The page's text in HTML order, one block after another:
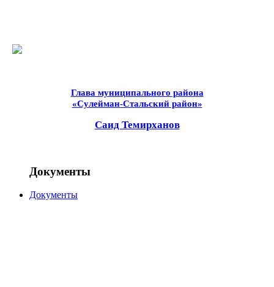
Глава муниципального района
«Сулейман-Стальский район»
Саид Темирханов
Документы
Документы